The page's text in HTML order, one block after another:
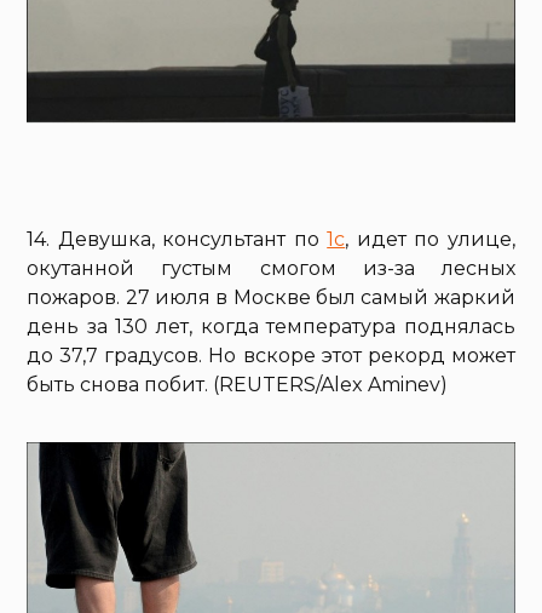
14. Девушка, консультант по1c, идет по улице,
окутанной густым смогом из-за лесных
пожаров. 27 июля в Москве был самый жаркий
день за 130 лет, когда температура поднялась
до 37,7 градусов. Но вскоре этот рекорд может
быть снова побит. (REUTERS/Alex Aminev)